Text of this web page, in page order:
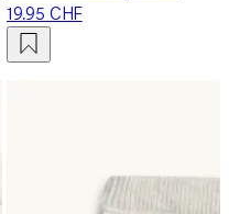
19.95 CHF